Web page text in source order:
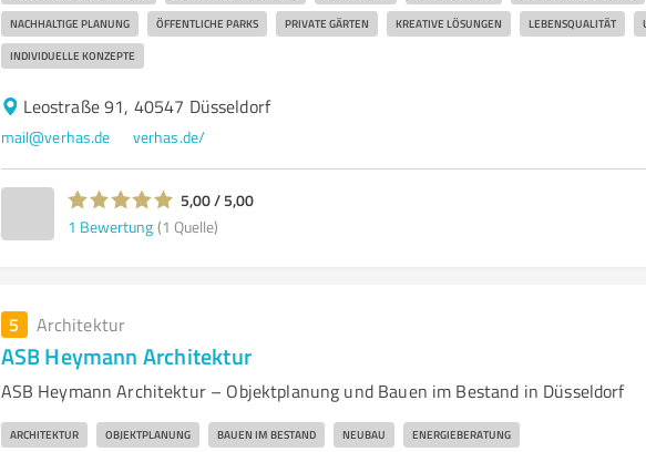
NACHHALTIGE PLANUNG ÖFFENTLICHE PARKS PRIVATE GÄRTEN KREATIVE LÖSUNGEN LEBENSQUALITÄT
INDIVIDUELLE KONZEPTE
Leostraße 91, 40547 Düsseldorf
mail@verhas.de verhas.de/
5,00 / 5,00
1 Bewertung (1 Quelle)
5 Architektur
ASB Heymann Architektur
ASB Heymann Architektur – Objektplanung und Bauen im Bestand in Düsseldorf
ARCHITEKTUR OBJEKTPLANUNG BAUEN IM BESTAND NEUBAU ENERGIEBERATUNG